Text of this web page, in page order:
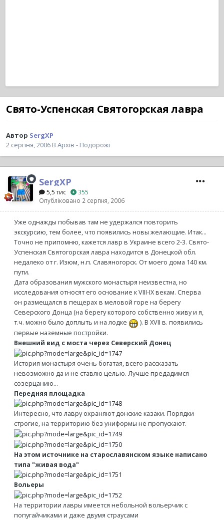
Свято-Успенская Святогорская лавра
Автор SergXP
2 серпня, 2006 В Архів - Подорожі
SergXP
5,5 тис
355
Опубліковано 2 серпня, 2006
Уже однажды побывав там не удержался повторить
экскурсию, тем более, что появились новы желающие. Итак...
Точно не припомню, кажется лавр в Украине всего 2-3. Свято-
Успенская Святогорская лавра находится в Донецкой обл.
недалеко от г. Изюм, н.п. Славяногорск. От моего дома 140 км.
пути.
Дата образования мужского монастыря неизвестна, но
исследования относят его основание к VIII-IX векам. Сперва
он размещался в пещерах в меловой горе на берегу
Северского Донца (на берегу которого собственно живу и я,
т.ч. можно было доплыть и на лодке
). В XVII в. появились
первые наземные постройки.
Внешний вид с моста через Северский Донец
История монастыря очень богатая, всего рассказать
невозможно да и не ставлю целью. Лучше предадимся
созерцанию...
Передняя площадка
Интересно, что лавру охраняют донские казаки. Порядки
строгие, на территорию без униформы не пропускают.
На этом источнике на старославянском языке написано
типа "живая вода"
Вольеры
На территории лавры имеется небольной вольерчик с
попугайчиками и даже двумя страусами